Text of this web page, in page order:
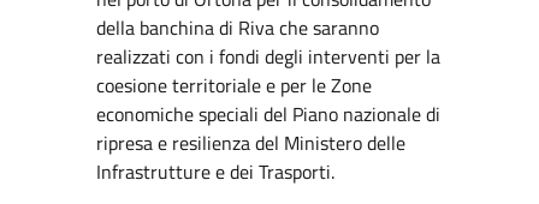
della banchina di Riva che saranno
realizzati con i fondi degli interventi per la
coesione territoriale e per le Zone
economiche speciali del Piano nazionale di
ripresa e resilienza del Ministero delle
Infrastrutture e dei Trasporti.